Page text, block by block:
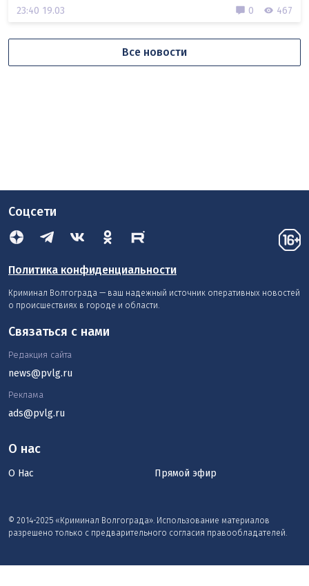
23:40 19.03 0 467
Все новости
Соцсети
Политика конфиденциальности
Криминал Волгограда — ваш надежный источник оперативных новостей
о происшествиях в городе и области.
О нас
О Нас Прямой эфир
© 2014-2025 «Криминал Волгограда». Использование материалов
разрешено только с предварительного согласия правообладателей.
Связаться с нами
Редакция сайта
news@pvlg.ru
Реклама
ads@pvlg.ru